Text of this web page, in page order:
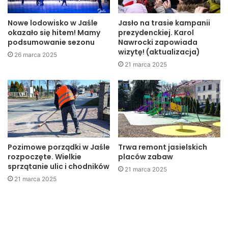
manewru wyprzedzania. Jak liczyć odległość? Poprzez
obserwację słupków na jezdni, które są rozmieszczone co
100 m.
Trzecia nowość to zakaz używania na przejściach dla
pieszych telefonów komórkowych oraz innych urządzeń
wzrokową. Mowa o tabletach czy smartfonach, które dziś
rozpraszają uwagę pieszych.
Kontrowersyjny pomysł?
Ostatnia, najbardziej kontrowersyjna zmiana dotyczy
pieszych. Od 1 czerwca pieszy znajdujący się już na
pasach będzie miał pierwszeństwo przed każdym
Nowe lodowisko w Jaśle
okazało się hitem! Mamy
podsumowanie sezonu
26 marca 2025
Jasło na trasie kampanii
prezydenckiej. Karol
Nawrocki zapowiada
wizytę! (aktualizacja)
21 marca 2025
Pozimowe porządki w Jaśle
rozpoczęte. Wielkie
sprzątanie ulic i chodników
21 marca 2025
Trwa remont jasielskich
placów zabaw
21 marca 2025